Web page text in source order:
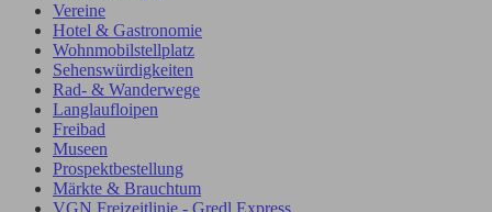
Vereine
Hotel & Gastronomie
Wohnmobilstellplatz
Sehenswürdigkeiten
Rad- & Wanderwege
Langlaufloipen
Freibad
Museen
Prospektbestellung
Märkte & Brauchtum
VGN Freizeitlinie - Gredl Express